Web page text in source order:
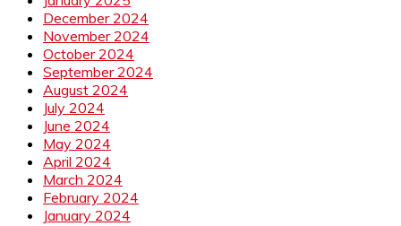
January 2025
December 2024
November 2024
October 2024
September 2024
August 2024
July 2024
June 2024
May 2024
April 2024
March 2024
February 2024
January 2024